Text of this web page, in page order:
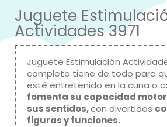
Juguete
Actividades 3971
Juguete Estimulación
completo tiene de todo para
esté entretenido en la cuna o
fomenta su capacidad
sus sentidos,con divertidos
figuras y funciones.